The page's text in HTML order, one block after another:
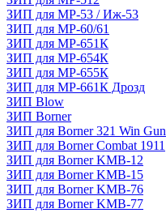
ЗИП для МР-53 / Иж-53
ЗИП для МР-60/61
ЗИП для МР-651К
ЗИП для МР-654К
ЗИП для МР-655К
ЗИП для МР-661К Дрозд
ЗИП Blow
ЗИП Borner
ЗИП для Borner 321 Win Gun
ЗИП для Borner Combat 1911
ЗИП для Borner KMB-12
ЗИП для Borner KMB-15
ЗИП для Borner KMB-76
ЗИП для Borner KMB-77